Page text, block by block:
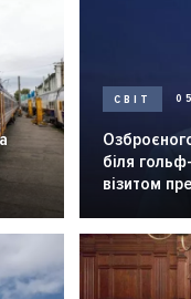
СВІТ
біля
візитом